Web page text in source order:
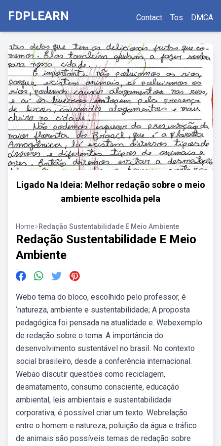
FDPLEARN Contact Tos DMCA
Ligado Na Ideia: Melhor redação sobre o meio
ambiente escolhida pela
Home>Redação Sustentabilidade E Meio Ambiente
Redação Sustentabilidade E Meio
Ambiente
Webo tema do bloco, escolhido pelo professor, é
‘natureza, ambiente e sustentabilidade; A proposta
pedagógica foi pensada na atualidade e. Webexemplo
de redação sobre o tema: A importância do
desenvolvimento sustentável no brasil. No contexto
social brasileiro, desde a conferência internacional.
Webao discutir questões como reciclagem,
desmatamento, consumo consciente, educação
ambiental, leis ambientais e sustentabilidade
corporativa, é possível criar um texto. Webrelação
entre o homem e natureza, poluição da água e tráfico
de animais são possíveis temas de redação sobre